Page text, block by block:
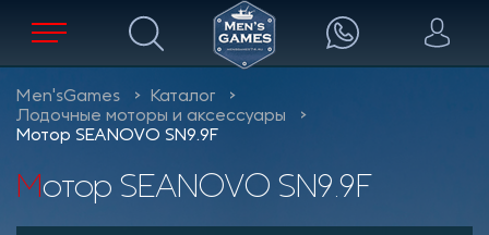
Men'sGames
Каталог
Лодочные моторы и аксессуары
Мотор SEANOVO SN9.9F
Мотор SEANOVO SN9.9F